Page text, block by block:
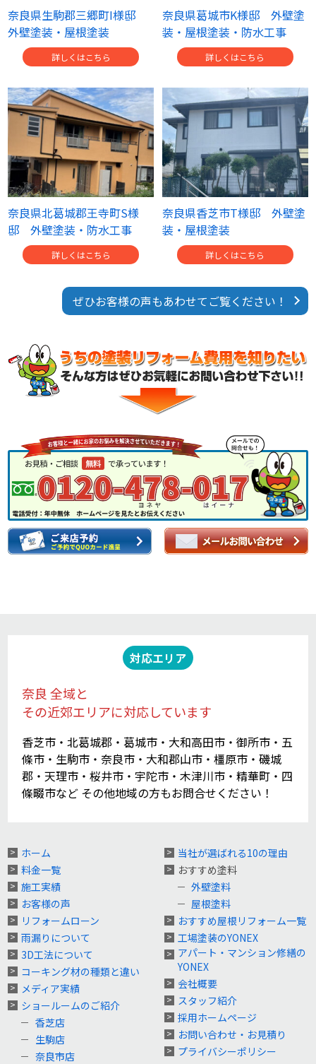
奈良県生駒郡三郷町I様邸
外壁塗装・屋根塗装
詳しくはこちら
奈良県葛城市K様邸 外壁塗
装・屋根塗装・防水工事
詳しくはこちら
奈良県北葛城郡王寺町S様
邸 外壁塗装・防水工事
詳しくはこちら
奈良県香芝市T様邸 外壁塗
装・屋根塗装
詳しくはこちら
ぜひお客様の声もあわせてご覧ください！
対応エリア
奈良 全域と
その近郊エリアに対応しています
香芝市・北葛城郡・葛城市・大和高田市・御所市・五
條市・生駒市・奈良市・大和郡山市・橿原市・磯城
郡・天理市・桜井市・宇陀市・木津川市・精華町・四
條畷市など その他地域の方もお問合せください！
ホーム
料金一覧
施工実績
お客様の声
リフォームローン
雨漏りについて
3D工法について
コーキング材の種類と違い
メディア実績
ショールームのご紹介
香芝店
生駒店
奈良市店
当社が選ばれる10の理由
おすすめ塗料
外壁塗料
屋根塗料
おすすめ屋根リフォーム一覧
工場塗装のYONEX
アパート・マンション修繕の
YONEX
会社概要
スタッフ紹介
採用ホームページ
お問い合わせ・お見積り
プライバシーポリシー